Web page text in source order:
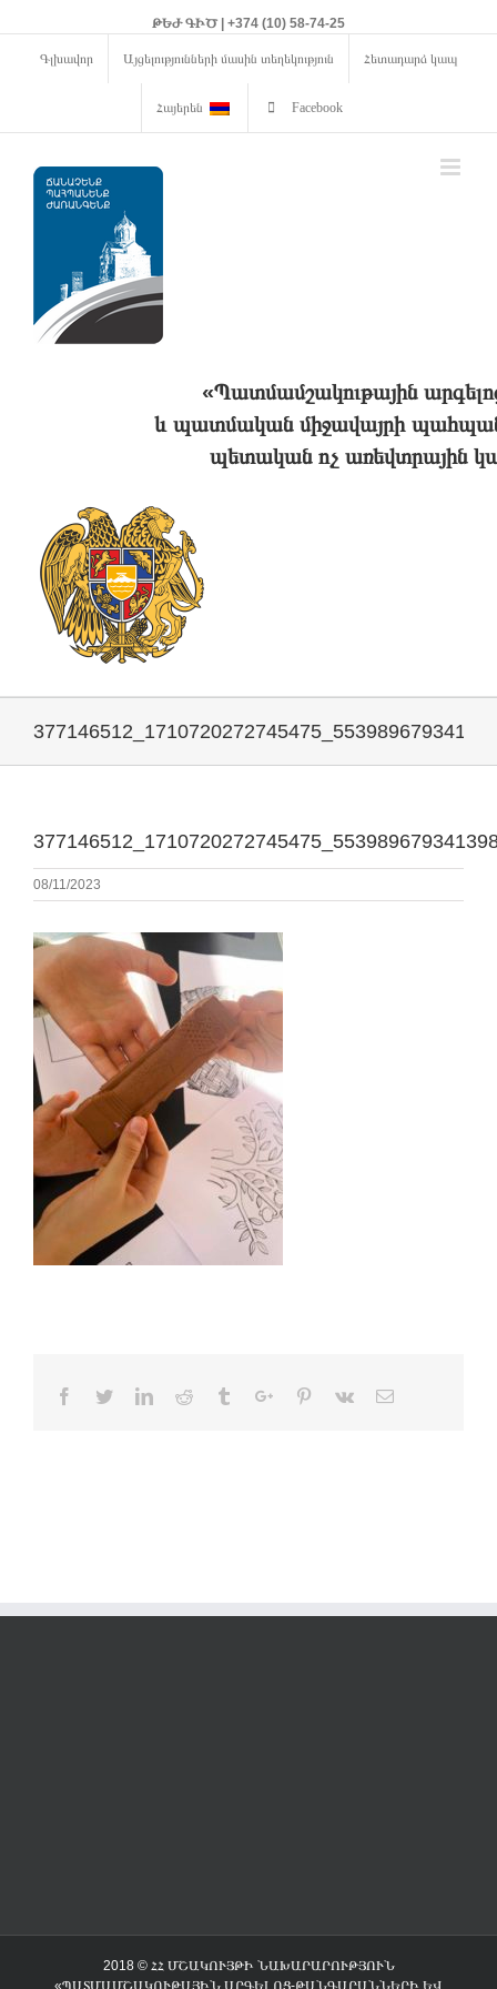
ԹԵԺ ԳԻԾ | +374 (10) 58-74-25
Գլխավոր Այցելությունների մասին տեղեկություն Հետադարձ կապ
Հայերեն Facebook
«Պատմամշակութային
և պատմական միջավայրի
պետական ոչ առեվտրային
08/11/2023
Facebook
TwitterLinkedinReddit TumblrGoogle+Pinterest
Vk Email
2018 © ՀՀ ՄՇԱԿՈՒՅԹԻ ՆԱԽԱՐԱՐՈՒԹՅՈՒՆ